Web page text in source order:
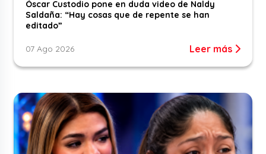
Óscar Custodio pone en duda video de Naldy
Saldaña: “Hay cosas que de repente se han
editado”
07 Ago 2026 Leer más